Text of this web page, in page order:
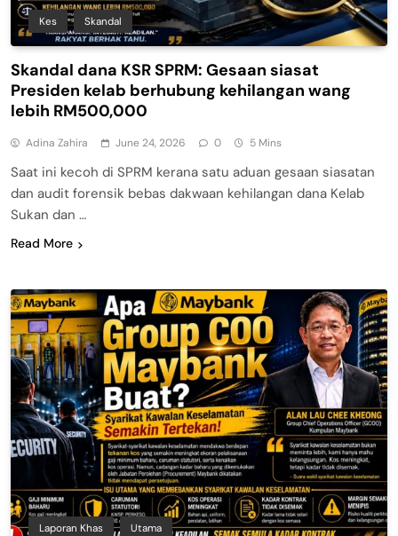
Kes Skandal
Skandal dana KSR SPRM: Gesaan siasat
Presiden kelab berhubung kehilangan wang
lebih RM500,000
Adina Zahira June 24, 2026 0 5 Mins
Saat ini kecoh di SPRM kerana satu aduan gesaan siasatan
dan audit forensik bebas dakwaan kehilangan dana Kelab
Sukan dan …
Read More
Laporan Khas Utama